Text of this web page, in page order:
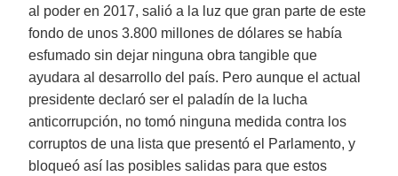
al poder en 2017, salió a la luz que gran parte de este
fondo de unos 3.800 millones de dólares se había
esfumado sin dejar ninguna obra tangible que
ayudara al desarrollo del país. Pero aunque el actual
presidente declaró ser el paladín de la lucha
anticorrupción, no tomó ninguna medida contra los
corruptos de una lista que presentó el Parlamento, y
bloqueó así las posibles salidas para que estos